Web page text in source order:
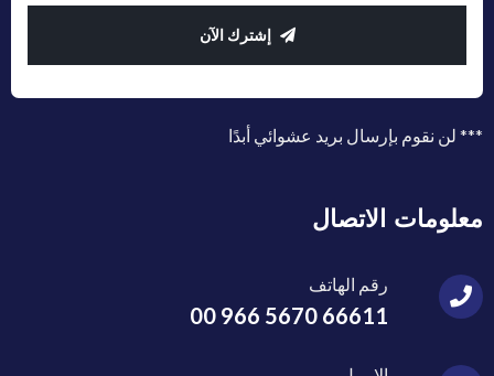
إشترك الآن
*** لن نقوم بإرسال بريد عشوائي أبدًا
معلومات الاتصال
رقم الهاتف
00 966 5670 66611